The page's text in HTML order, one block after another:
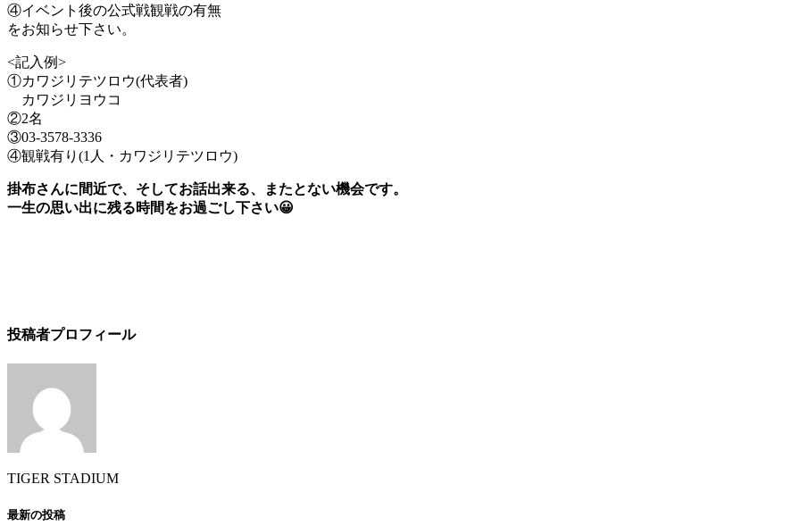
④イベント後の公式戦観戦の有無
をお知らせ下さい。
<記入例>
①カワジリテツロウ(代表者)
カワジリヨウコ
②2名
③03-3578-3336
④観戦有り(1人・カワジリテツロウ)
掛布さんに間近で、そしてお話出来る、またとない機会です。
一生の思い出に残る時間をお過ごし下さい😀
投稿者プロフィール
TIGER STADIUM
最新の投稿